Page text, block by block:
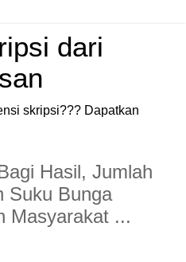
dari
skripsi??? Dapatkan
Hasil, Jumlah
Suku Bunga
Masyarakat ...